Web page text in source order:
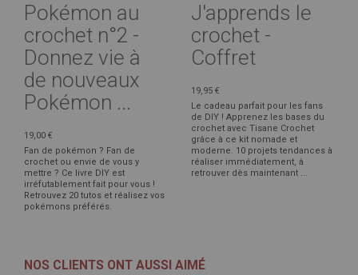
Pokémon au
crochet n°2 -
Donnez vie à
de nouveaux
Pokémon ...
19,00 €
Fan de pokémon ? Fan de
crochet ou envie de vous y
mettre ? Ce livre DIY est
irréfutablement fait pour vous !
Retrouvez 20 tutos et réalisez vos
pokémons préférés.
J'apprends le
crochet -
Coffret
19,95 €
Le cadeau parfait pour les fans
de DIY ! Apprenez les bases du
crochet avec Tisane Crochet
grâce à ce kit nomade et
moderne. 10 projets tendances à
réaliser immédiatement, à
retrouver dès maintenant ...
NOS CLIENTS ONT AUSSI AIMÉ